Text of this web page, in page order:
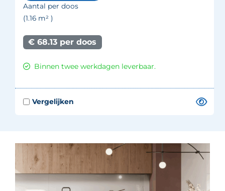
Aantal per doos
(1.16 m² )
€ 68.13 per doos
Binnen twee werkdagen leverbaar.